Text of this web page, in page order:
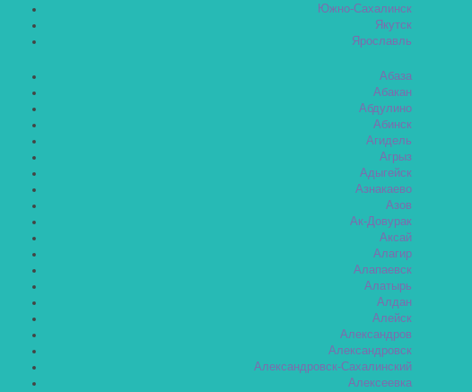
Южно-Сахалинск
Якутск
Ярославль
Абаза
Абакан
Абдулино
Абинск
Агидель
Агрыз
Адыгейск
Азнакаево
Азов
Ак-Довурак
Аксай
Алагир
Алапаевск
Алатырь
Алдан
Алейск
Александров
Александровск
Александровск-Сахалинский
Алексеевка